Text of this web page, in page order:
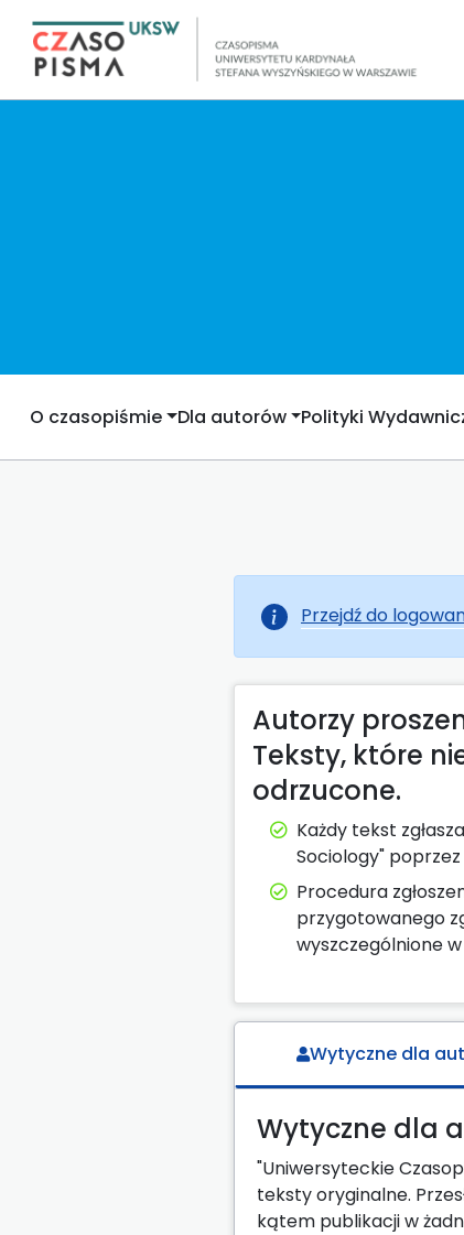
O czasopiśmie Dla autorów Polityki
Przejdź do
Autorzy
Teksty, które
odrzucone.
Każdy tekst
Sociology"
Procedura
przygotowanego
wyszczególnione
Wytyczne dla
Wytyczne dla
"Uniwersyteckie
teksty oryginalne.
kątem publikacji w